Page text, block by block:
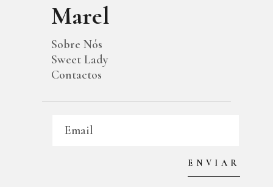
Marel
Sobre Nós
Sweet Lady
Contactos